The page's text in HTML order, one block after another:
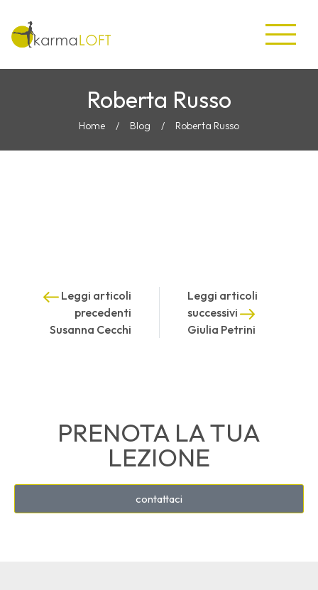
Roberta Russo
Home / Blog / Roberta Russo
Leggi articoli
precedenti
Susanna Cecchi
Leggi articoli
successivi
Giulia Petrini
PRENOTA LA TUA
LEZIONE
contattaci